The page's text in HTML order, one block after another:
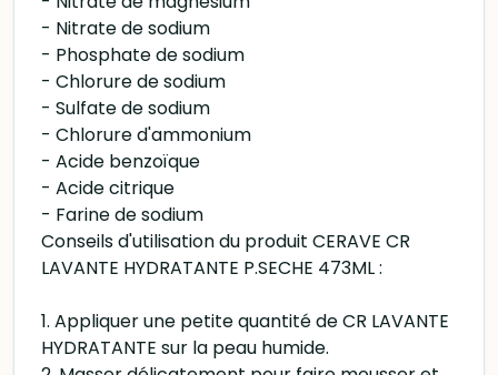
- Nitrate de sodium
- Phosphate de sodium
- Chlorure de sodium
- Sulfate de sodium
- Chlorure d'ammonium
- Acide benzoïque
- Acide citrique
- Farine de sodium
Conseils d'utilisation du produit CERAVE CR
LAVANTE HYDRATANTE P.SECHE 473ML :
1. Appliquer une petite quantité de CR LAVANTE
HYDRATANTE sur la peau humide.